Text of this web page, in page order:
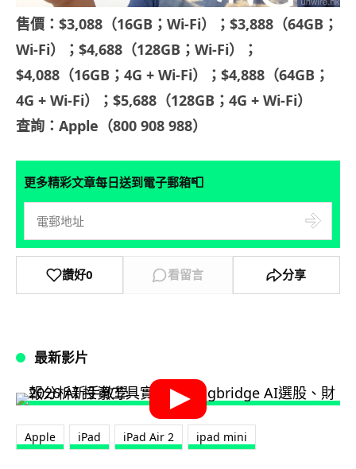
售價：$3,088（16GB；Wi-Fi）；$3,888（64GB；
Wi-Fi）；$4,688（128GB；Wi-Fi）；
$4,088（16GB；4G + Wi-Fi）；$4,888（64GB；
4G + Wi-Fi）；$5,688（128GB；4G + Wi-Fi）
查詢：Apple（800 908 988）
更多精彩文章每日送到電子郵箱📮
讚好0 看留言 分享
最新影片
Apple iPad iPad Air 2 ipad mini